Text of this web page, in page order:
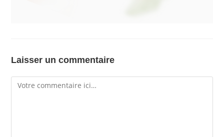
Laisser un commentaire